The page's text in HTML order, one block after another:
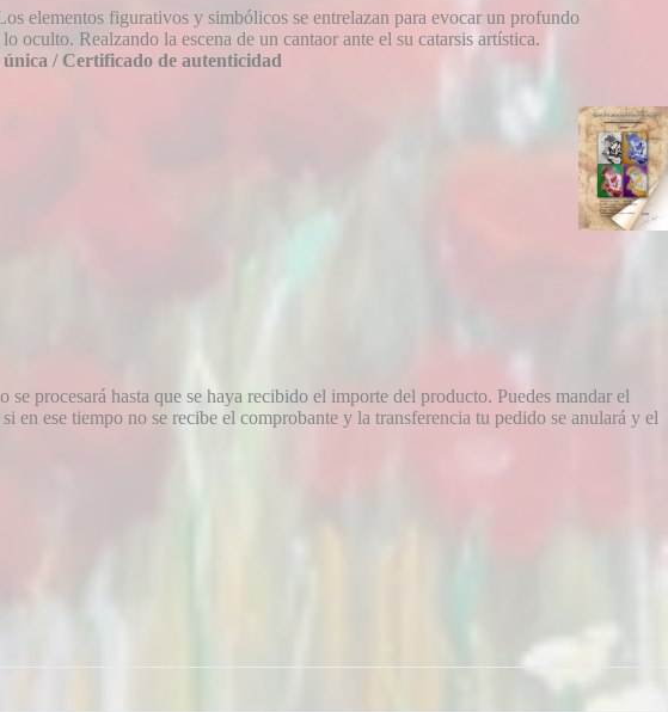
elementos figurativos y simbólicos se entrelazan para evocar un profundo
lo oculto. Realzando la escena de un cantaor ante el su catarsis artística.
/ Certificado de autenticidad
procesará hasta que se haya recibido el importe del producto. Puedes mandar el
ese tiempo no se recibe el comprobante y la transferencia tu pedido se anulará y el